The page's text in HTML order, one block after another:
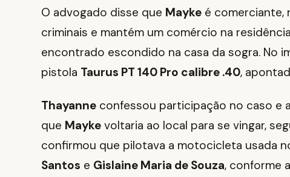
O advogado disse que Mayke é comerciante,
criminais e mantém um comércio na
encontrado escondido na casa da sogra. No
pistola Taurus PT 140 Pro calibre .40,
Thayanne confessou participação no caso e
que Mayke voltaria ao local para se vingar,
confirmou que pilotava a motocicleta usada
Santos e Gislaine Maria de Souza, conforme